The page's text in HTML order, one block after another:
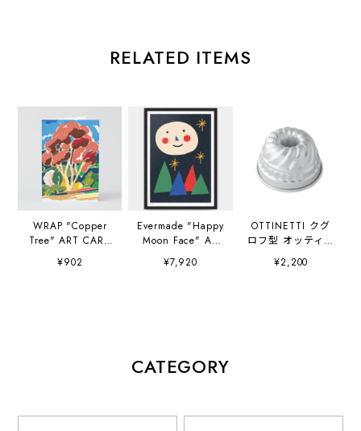
RELATED ITEMS
WRAP "Copper
Tree" ART CARD
Artwork by
Charlotte Trounce
¥902
Evermade "Happy
Moon Face" A3
(297×420mm) Art
Print Artwork by
¥7,920
OTTINETTI クグ
ロフ型 オッティネ
ッティ社
¥2,200
CATEGORY